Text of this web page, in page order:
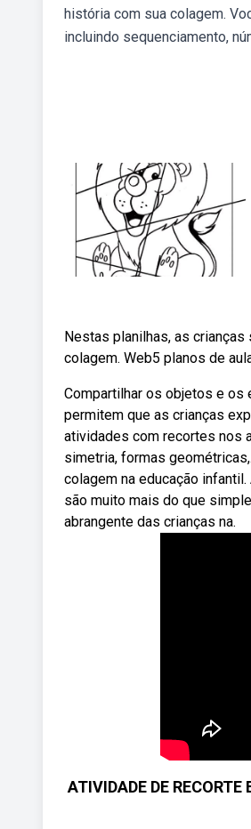
história com sua colagem.
incluindo sequenciamento,
Nestas planilhas, as
colagem. Web5 planos de
Compartilhar os objetos e os
permitem que as crianças
atividades com recortes nos
simetria, formas
colagem na educação
são muito mais do que
abrangente das crianças na.
ATIVIDADE DE